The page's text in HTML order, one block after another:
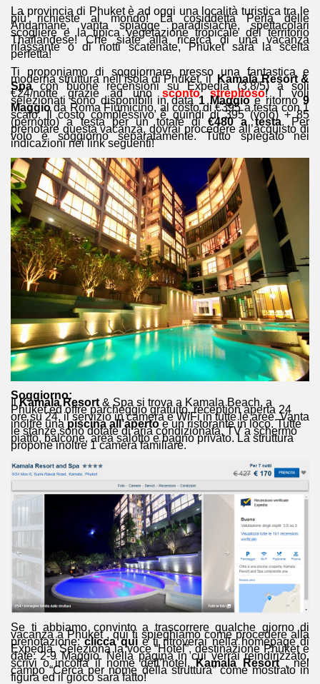
La provincia di Phuket è ad oggi una località turistica tra le
più richieste al mondo! La cosiddetta Perla delle
Andamane, vanta spiagge paradisiache, spettacolari
scogliere e la tipica vegetazione tropicale del territorio
Thailandese! Che siate alla ricerca di una vacanza
rilassante o di notti scatenate, Phuket sarà la scelta
perfetta!
Ti proponiamo di soggiornare presso una fantastica e
moderna struttura nell’isola di Phuket, il Kamala Resort &
Spacon buone recensioni su Expedia (3,8/5) a soli
€24/notte grazie ad unosconto strepitoso! I voli
selezionati sono disponibili in data1 Maggioe ritorno9
Maggioda Roma Fiumicino, al costo di €395 a testa con 1
scalo. Il costo complessivo è quindi di 395 (volo) + 85
(pernotto) a testa per un totale di€480 a testa. Per
prenotare questa vacanza, dovrai procedere all’acquisto di
volo e soggiorno separatamente. Tutto spiegato nei
indicazioni nei link seguenti!
Soggiorno:
IlKamala Resort & Spa si trova a Kamala Beach, a
Phuket ed offre parcheggio gratuito, reception aperta 24
ore su 24, il servizio in camera e WiFi in tutte le aree. Vanta
inoltre unapiscina all’apertoe un ristorante in loco. Tutte
le stanze sono dotate di aria condizionata, TV a schermo
piatto, balcone, area salotto e bagno privato. La struttura
propone inoltre 1 camera familiare.
Se ti abbiamo convinto a trascorrere qualche giorno di
vacanza a Phuket , qui ti spieghiamo come procedere alla
prenotazione:clicca quie ti ritroverai nella homepage di
Expedia. Seleziona la voce “Hotel”, destinazione Phuket e
date: 2-9 Maggio. Nella pagina in cui verrai reindirizzato,
scrivi o incolla il nome dell’hotel,Kamala Resort, nel
campo “Cerca per nome della struttura” come mostrato in
figura ed il gioco sarà fatto!